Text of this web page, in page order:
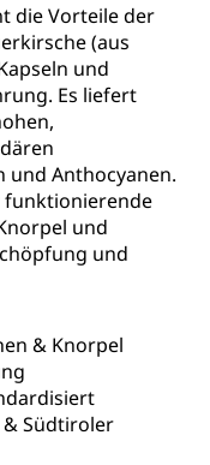
die Vorteile der
(aus
und
Es liefert
und Anthocyanen.
funktionierende
und
und
& Knorpel
& Südtiroler